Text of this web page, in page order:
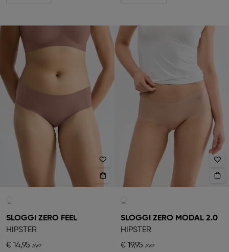
SLOGGI ZERO FEEL
HIPSTER
€ 14,95
SLOGGI ZERO MODAL 2.0
HIPSTER
€ 19,95